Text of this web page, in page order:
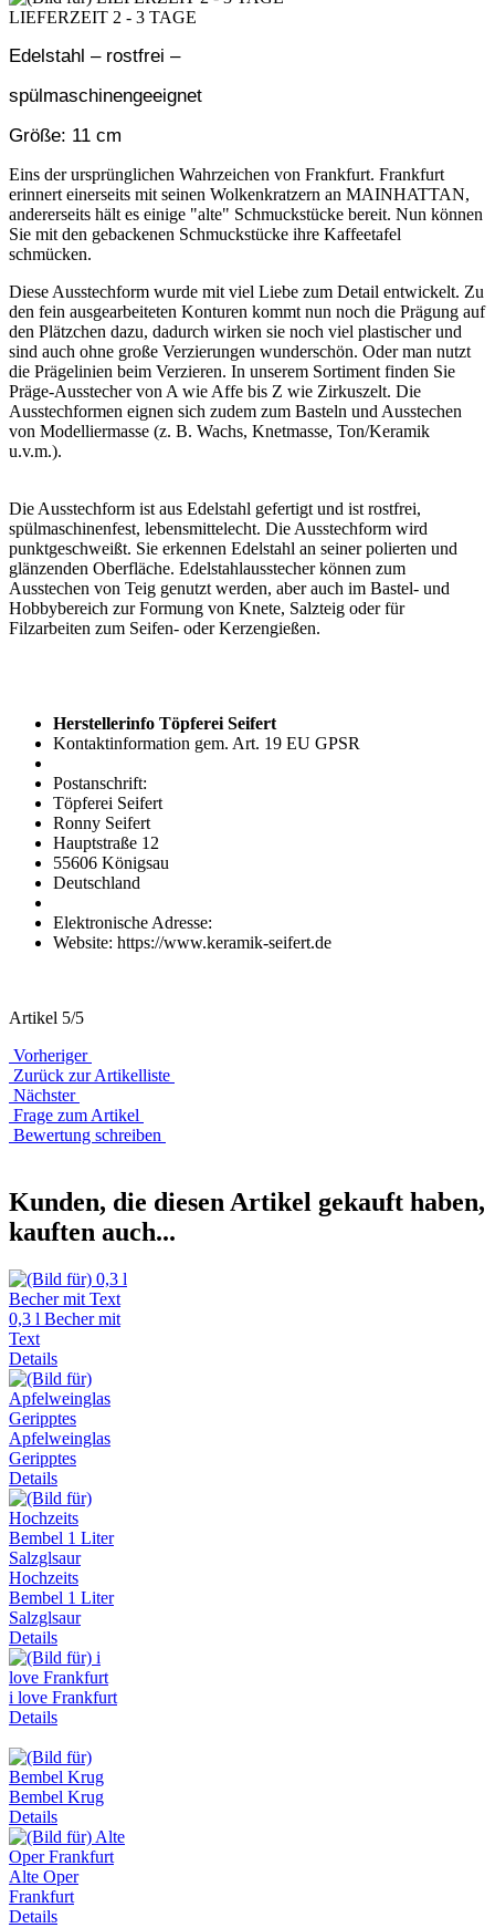
LIEFERZEIT 2 - 3 TAGE
Edelstahl – rostfrei –
spülmaschinengeeignet
Größe: 11 cm
Eins der ursprünglichen Wahrzeichen von Frankfurt. Frankfurt
erinnert einerseits mit seinen Wolkenkratzern an MAINHATTAN,
andererseits hält es einige "alte" Schmuckstücke bereit. Nun können
Sie mit den gebackenen Schmuckstücke ihre Kaffeetafel
schmücken.
Diese Ausstechform wurde mit viel Liebe zum Detail entwickelt. Zu
den fein ausgearbeiteten Konturen kommt nun noch die Prägung auf
den Plätzchen dazu, dadurch wirken sie noch viel plastischer und
sind auch ohne große Verzierungen wunderschön. Oder man nutzt
die Prägelinien beim Verzieren. In unserem Sortiment finden Sie
Präge-Ausstecher von A wie Affe bis Z wie Zirkuszelt. Die
Ausstechformen eignen sich zudem zum Basteln und Ausstechen
von Modelliermasse (z. B. Wachs, Knetmasse, Ton/Keramik
u.v.m.).
Die Ausstechform ist aus Edelstahl gefertigt und ist rostfrei,
spülmaschinenfest, lebensmittelecht. Die Ausstechform wird
punktgeschweißt. Sie erkennen Edelstahl an seiner polierten und
glänzenden Oberfläche. Edelstahlausstecher können zum
Ausstechen von Teig genutzt werden, aber auch im Bastel- und
Hobbybereich zur Formung von Knete, Salzteig oder für
Filzarbeiten zum Seifen- oder Kerzengießen.
Herstellerinfo Töpferei Seifert
Kontaktinformation gem. Art. 19 EU GPSR
Postanschrift:
Töpferei Seifert
Ronny Seifert
Hauptstraße 12
55606 Königsau
Deutschland
Elektronische Adresse:
Website: https://www.keramik-seifert.de
Artikel 5/5
Vorheriger
Zurück zur Artikelliste
Nächster
Frage zum Artikel
Bewertung schreiben
Kunden, die diesen Artikel gekauft haben,
kauften auch...
0,3 l Becher mit
Text
Details
Apfelweinglas
Geripptes
Details
Hochzeits
Bembel 1 Liter
Salzglsaur
Details
i love Frankfurt
Details
Bembel Krug
Details
Alte Oper
Frankfurt
Details